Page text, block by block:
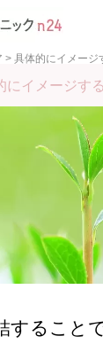
> 具体的にイメージ
にイメージする
すること